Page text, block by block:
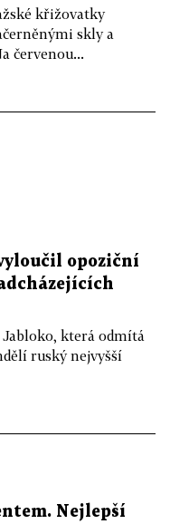
křižovatky
skly a
červenou...
opoziční
která odmítá
ruský nejvyšší
Nejlepší